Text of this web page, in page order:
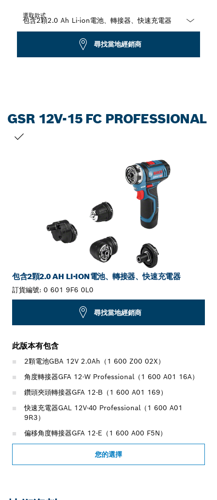
選取款式
尋找當地經銷商
GSR 12V-15 FC PROFESSIONAL
包含2顆2.0 AH LI-ION電池、轉接器、快速充電器
訂貨編號: 0 601 9F6 0L0
尋找當地經銷商
此版本有包含
2顆電池GBA 12V 2.0Ah（1 600 Z00 02X）
角度轉接器GFA 12-W Professional（1 600 A01 16A）
鑽頭夾頭轉接器GFA 12-B（1 600 A01 169）
快速充電器GAL 12V-40 Professional（1 600 A01
9R3）
偏移角度轉接器GFA 12-E（1 600 A00 F5N）
您的選擇